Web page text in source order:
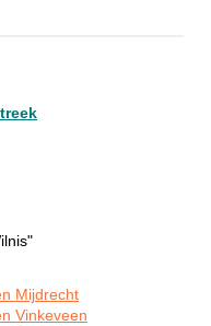
Mijdrecht
Vinkeveen